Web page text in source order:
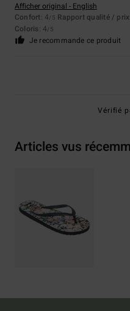
Afficher original - English
Confort: 4/5 Rapport qualité / prix
Coloris: 4/5
Je recommande ce produit
Vérifié
Articles vus